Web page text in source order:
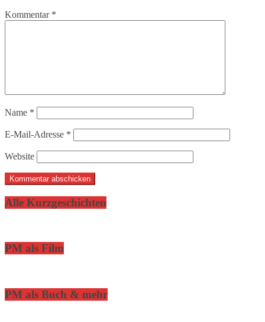
Kommentar *
Name *
E-Mail-Adresse *
Website
Alle Kurzgeschichten
PM als Film
PM als Buch & mehr